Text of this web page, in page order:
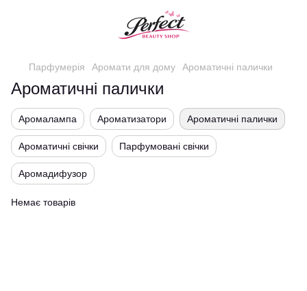
Парфумерія Аромати для дому Ароматичні палички
Ароматичні палички
Аромалампа Ароматизатори Ароматичні палички
Ароматичні свічки Парфумовані свічки
Аромадифузор
Немає товарів